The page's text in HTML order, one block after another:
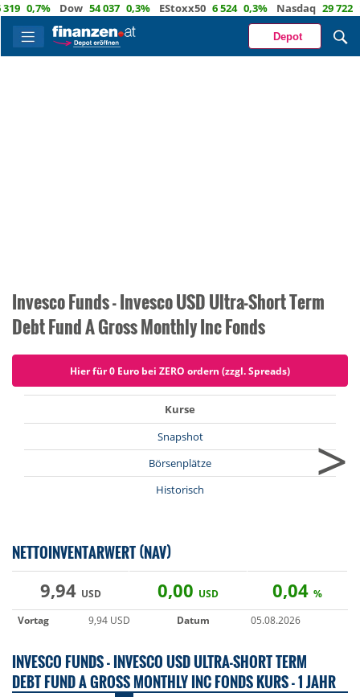
Dow 54 037 0,3% EStoxx50 6 524 0,3% Nasdaq 29 722 1,2%
Depot
Invesco Funds - Invesco USD Ultra-Short Term
Debt Fund A Gross Monthly Inc Fonds
Hier für 0 Euro bei ZERO ordern (zzgl. Spreads)
Kurse
Snapshot
Börsenplätze
Historisch
>
NETTOINVENTARWERT (NAV)
9,94 USD 0,00 USD 0,04 %
Vortag
9,94 USD Datum 05.08.2026
INVESCO FUNDS - INVESCO USD ULTRA-SHORT TERM
DEBT FUND A GROSS MONTHLY INC FONDS KURS - 1 JAHR